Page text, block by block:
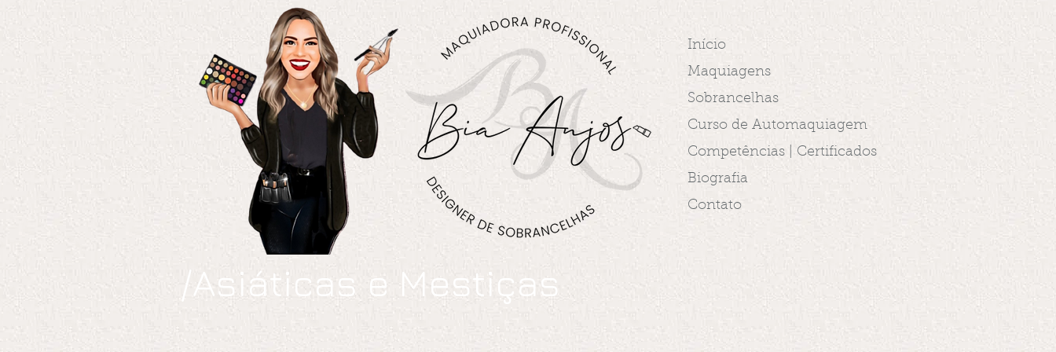
Início
Maquiagens
Sobrancelhas
Curso de Automaquiagem
Competências | Certificados
Biografia
Contato
/Asiáticas e Mestiças